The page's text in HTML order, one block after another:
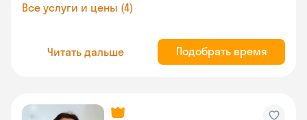
Все услуги и цены (4)
Читать дальше Подобрать время